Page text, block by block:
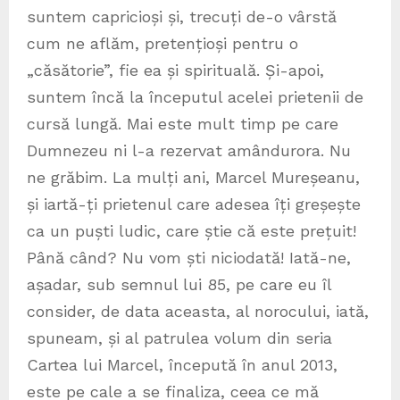
suntem capricioși și, trecuți de-o vârstă
cum ne aflăm, pretențioși pentru o
„căsătorie”, fie ea și spirituală. Și-apoi,
suntem încă la începutul acelei prietenii de
cursă lungă. Mai este mult timp pe care
Dumnezeu ni l-a rezervat amândurora. Nu
ne grăbim. La mulți ani, Marcel Mureșeanu,
și iartă-ți prietenul care adesea îți greșește
ca un puști ludic, care știe că este prețuit!
Până când? Nu vom ști niciodată! Iată-ne,
așadar, sub semnul lui 85, pe care eu îl
consider, de data aceasta, al norocului, iată,
spuneam, și al patrulea volum din seria
Cartea lui Marcel, începută în anul 2013,
este pe cale a se finaliza, ceea ce mă